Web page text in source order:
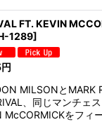
FT. KEVIN
1289]
円
MILSONとMARK
、同じマンチェ
McCORMICKをフィ